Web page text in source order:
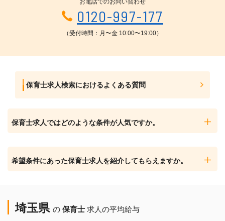
お電話でのお問い合わせ
0120-997-177
（受付時間：月〜金 10:00〜19:00）
保育士求人検索におけるよくある質問
保育士求人ではどのような条件が人気ですか。
希望条件にあった保育士求人を紹介してもらえますか。
埼玉県 の 保育士 求人の平均給与